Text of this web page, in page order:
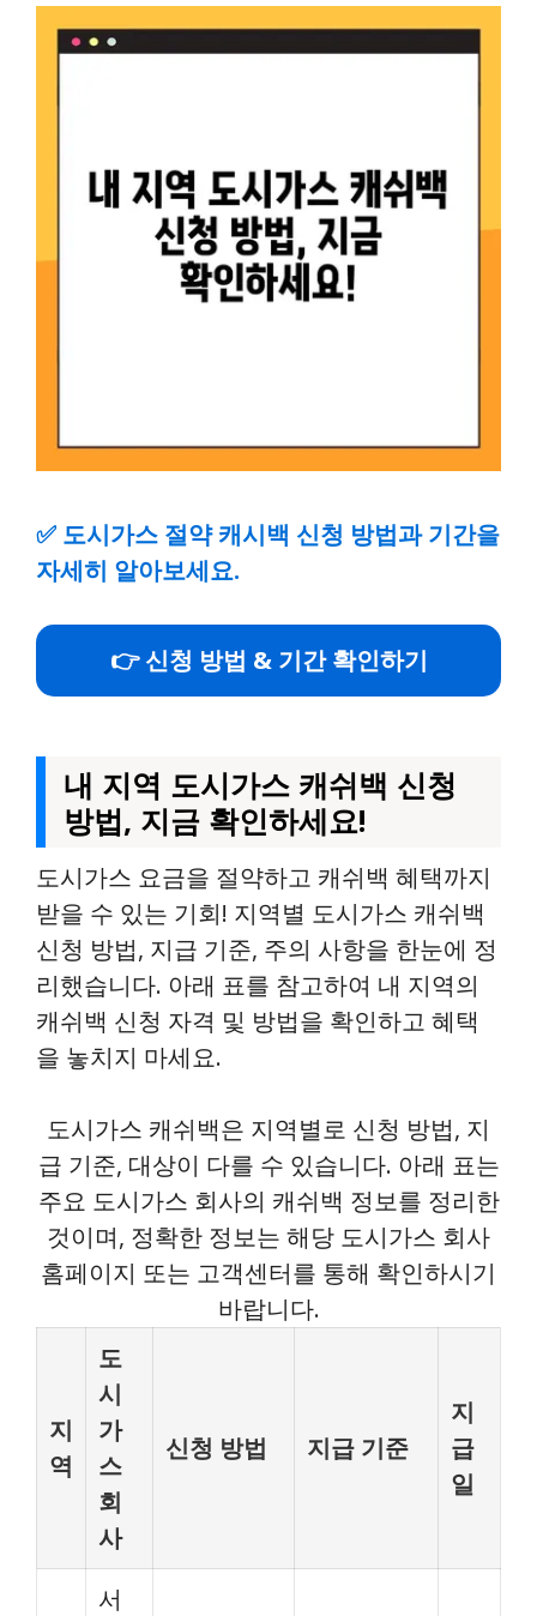
✅ 도시가스 절약 캐시백 신청 방법과 기간을
자세히 알아보세요.
👉 신청 방법 & 기간 확인하기
내 지역 도시가스 캐쉬백 신청
방법, 지금 확인하세요!
도시가스 요금을 절약하고 캐쉬백 혜택까지
받을 수 있는 기회! 지역별 도시가스 캐쉬백
신청 방법, 지급 기준, 주의 사항을 한눈에 정
리했습니다. 아래 표를 참고하여 내 지역의
캐쉬백 신청 자격 및 방법을 확인하고 혜택
을 놓치지 마세요.
도시가스 캐쉬백은 지역별로 신청 방법, 지
급 기준, 대상이 다를 수 있습니다. 아래 표는
주요 도시가스 회사의 캐쉬백 정보를 정리한
것이며, 정확한 정보는 해당 도시가스 회사
홈페이지 또는 고객센터를 통해 확인하시기
바랍니다.
지
역
도
시
가
스
회
사
신청 방법 지급 기준
지
급
일
서